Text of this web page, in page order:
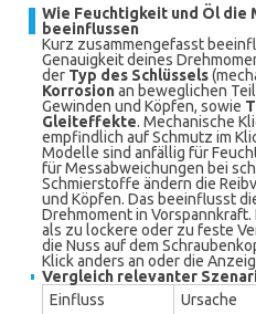
Wie Feuchtigkeit und Öl die
beeinflussen
Kurz zusammengefasst
Genauigkeit deines
der Typ des Schlüssels
Korrosionan beweglichen
Gewinden und Köpfen, sowie
Gleiteffekte. Mechanische
empfindlich auf Schmutz im
Modelle sind anfällig für
für Messabweichungen bei
Schmierstoffe ändern die
und Köpfen. Das beeinflusst
Drehmoment in Vorspannkraft.
als zu lockere oder zu feste
die Nuss auf dem
Klick anders an oder die
Vergleich relevanter
Einfluss
Ursache